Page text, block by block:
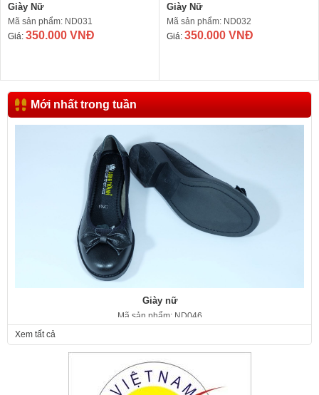
Giày Nữ
Mã sản phẩm: ND031
Giá: 350.000 VNĐ
Giày Nữ
Mã sản phẩm: ND032
Giá: 350.000 VNĐ
Mới nhất trong tuần
Giày nữ
Mã sản phẩm: ND046
Xem tất cả